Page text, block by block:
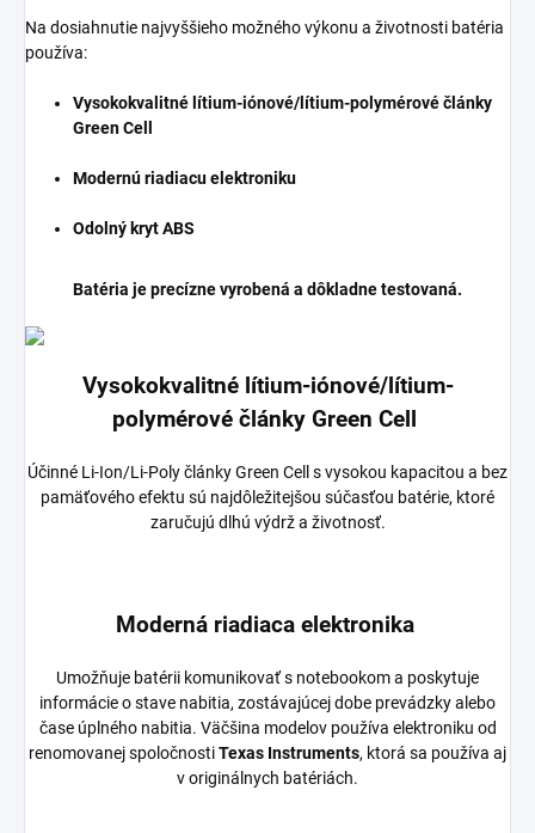
Na dosiahnutie najvyššieho možného výkonu a životnosti batéria
používa:
Vysokokvalitné lítium-iónové/lítium-polymérové články
Green Cell
Modernú riadiacu elektroniku
Odolný kryt ABS
Batéria je precízne vyrobená a dôkladne testovaná.
Vysokokvalitné lítium-iónové/lítium-
polymérové články Green Cell
Účinné Li-Ion/Li-Poly články Green Cell s vysokou kapacitou a bez
pamäťového efektu sú najdôležitejšou súčasťou batérie, ktoré
zaručujú dlhú výdrž a životnosť.
Moderná riadiaca elektronika
Umožňuje batérii komunikovať s notebookom a poskytuje
informácie o stave nabitia, zostávajúcej dobe prevádzky alebo
čase úplného nabitia. Väčšina modelov používa elektroniku od
renomovanej spoločnostiTexas Instruments, ktorá sa používa aj
v originálnych batériách.